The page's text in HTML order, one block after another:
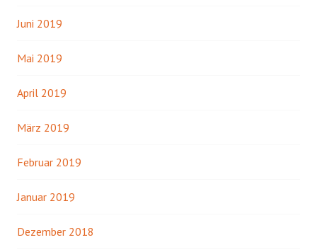
Juni 2019
Mai 2019
April 2019
März 2019
Februar 2019
Januar 2019
Dezember 2018